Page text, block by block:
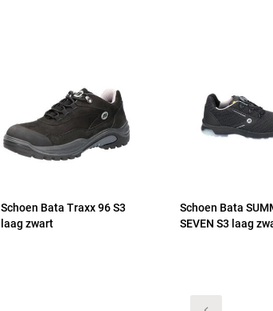
Schoen Bata Traxx 96 S3
laag zwart
Schoen Bata
SEVEN S3 laag